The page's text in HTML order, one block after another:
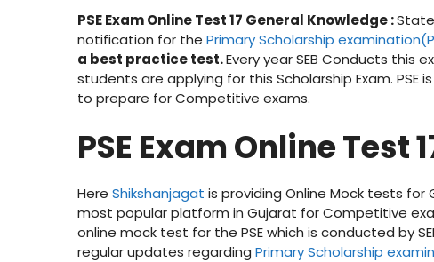
PSE Exam Online Test 17 General Knowledge:
notification for the Primary Scholarship
a best practice test.Every year SEB Conducts this
students are applying for this Scholarship Exam.
to prepare for Competitive exams.
PSE Exam Online Test
Here Shikshanjagat is providing Online Mock tests
most popular platform in Gujarat for Competitive
online mock test for the PSE which is conducted by
regular updates regarding Primary Scholarship